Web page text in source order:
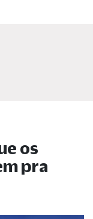
os
pra